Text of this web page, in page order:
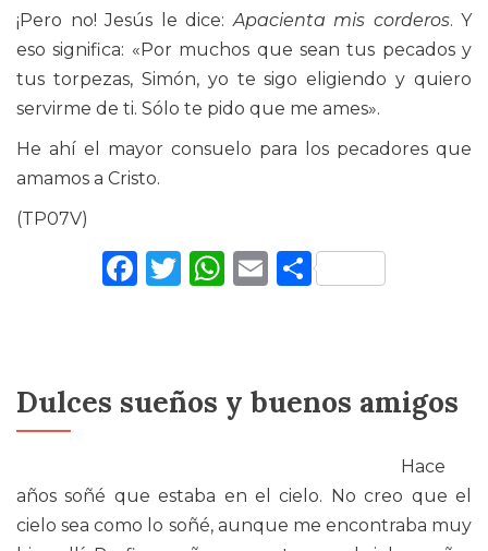
¡Pero no! Jesús le dice:Apacienta mis corderos. Y
eso significa: «Por muchos que sean tus pecados y
tus torpezas, Simón, yo te sigo eligiendo y quiero
servirme de ti. Sólo te pido que me ames».
He ahí el mayor consuelo para los pecadores que
amamos a Cristo.
(TP07V)
Facebook
Twitter
WhatsApp
Email
Dulces sueños y buenos amigos
Hace
años soñé que estaba en el cielo. No creo que el
cielo sea como lo soñé, aunque me encontraba muy